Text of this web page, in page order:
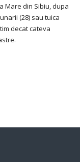
Mare din Sibiu, dupa
(28) sau tuica
decat cateva